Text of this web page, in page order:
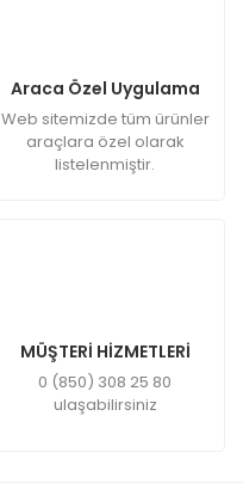
Araca Özel Uygulama
Web sitemizde tüm ürünler
araçlara özel olarak
listelenmiştir.
MÜŞTERİ HİZMETLERİ
0 (850) 308 25 80
ulaşabilirsiniz